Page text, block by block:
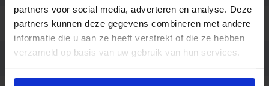
partners voor social media, adverteren en analyse. Deze
partners kunnen deze gegevens combineren met andere
informatie die u aan ze heeft verstrekt of die ze hebben
verzameld op basis van uw gebruik van hun services.
Aansluiting Vrije kabeluiteinden
Merk Philips